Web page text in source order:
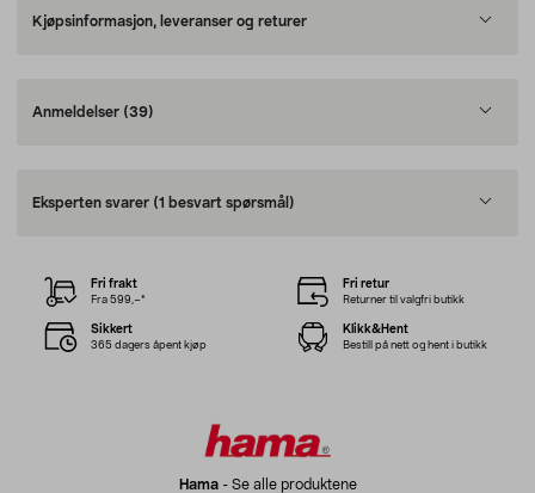
Kjøpsinformasjon, leveranser og returer
Anmeldelser (39)
Eksperten svarer (1 besvart spørsmål)
Hama- Se alle produktene
Fri frakt
Fra 599,–*
Fri retur
Returner til valgfri butikk
Sikkert
365 dagers åpent kjøp
Klikk&Hent
Bestill på nett og hent i butikk